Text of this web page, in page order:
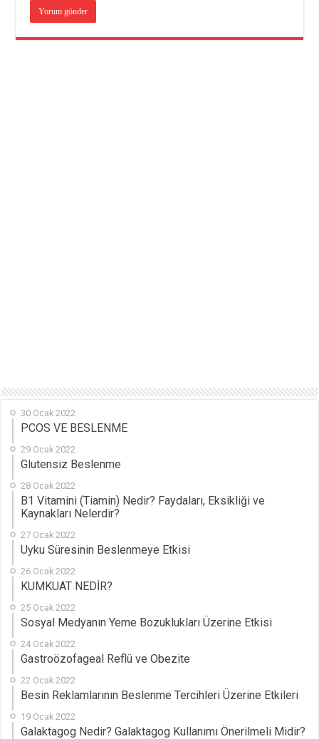
30 Ocak 2022
PCOS VE BESLENME
29 Ocak 2022
Glutensiz Beslenme
28 Ocak 2022
B1 Vitamini (Tiamin) Nedir? Faydaları, Eksikliği ve
Kaynakları Nelerdir?
27 Ocak 2022
Uyku Süresinin Beslenmeye Etkisi
26 Ocak 2022
KUMKUAT NEDİR?
25 Ocak 2022
Sosyal Medyanın Yeme Bozuklukları Üzerine Etkisi
24 Ocak 2022
Gastroözofageal Reflü ve Obezite
22 Ocak 2022
Besin Reklamlarının Beslenme Tercihleri Üzerine Etkileri
19 Ocak 2022
Galaktagog Nedir? Galaktagog Kullanımı Önerilmeli Midir?